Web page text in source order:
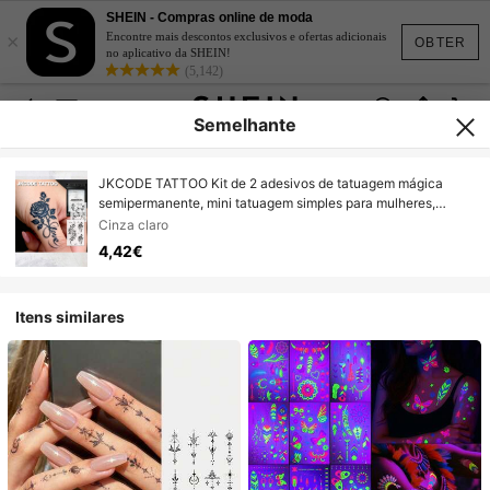
OBTER
×
SHEIN - Compras online de moda
Encontre mais descontos exclusivos e ofertas adicionais
no aplicativo da SHEIN!
(5,142)
Semelhante
JKCODE TATTOO Kit de 2 adesivos de tatuagem mágica
semipermanente, mini tatuagem simples para mulheres,
padrão de rosa fresca inspirada na natureza com a palavra
"Love" em inglês, sem reflexo, dura 7-14 dias, para pulso,
ombro, pescoço e clavícula
Cinza claro
4,42€
Itens similares